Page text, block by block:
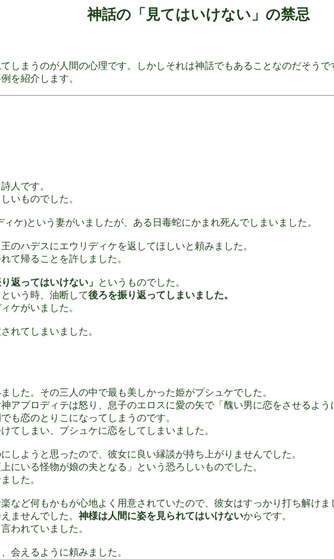
神話の「見てはいけない」の禁忌
しまうのが人間の心理です。しかしそれは神話でもあることなのだそうで
を紹介します。
人です。
いものでした。
ケ)という妻がいましたが、ある日毒蛇にかまれ死んでしまいました。
のハデスにエウリディケを返してほしいと頼みました。
て帰ることを許しました。
返ってはいけない」 というものでした。
いう時、油断して後ろを振り返ってしまいました。
ケがいました。
れてしまいました。
した。その三人の中で最も美しかった姫がプシュケでした。
アプロディテは怒り、息子のエロスに愛の矢で「醜い男に恋をさせるよ
も恋のとりこになってしまうのです。
てしまい、プシュケに恋をしてしまいました。
しようと思ったので、彼女に良い縁談が持ち上がりませんでした。
にいる怪物が娘の夫となる」という恐ろしいものでした。
した。
など何もかもが心地よく用意されていたので、彼女はすっかり打ち解けま
ませんでした。 神様は人間に姿を見られてはいけないからです。
言われていました。
会えるように頼みました。